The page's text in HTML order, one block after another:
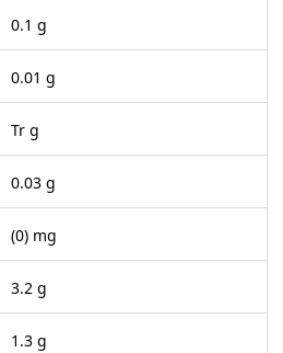
0.1 g
0.01 g
Tr g
0.03 g
(0) mg
3.2 g
1.3 g